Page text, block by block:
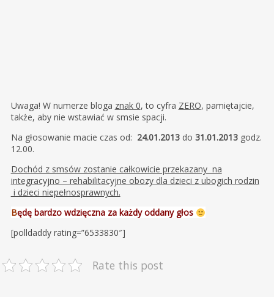
Uwaga! W numerze bloga znak 0, to cyfra ZERO, pamiętajcie,
także, aby nie wstawiać w smsie spacji.
Na głosowanie macie czas od: 24.01.2013do 31.01.2013godz.
12.00.
Dochód z smsów zostanie całkowicie przekazany na
integracyjno – rehabilitacyjne obozy dla dzieci z ubogich rodzin
i dzieci niepełnosprawnych.
Będę bardzo wdzięczna za każdy oddany głos
[polldaddy rating=”6533830″]
Rate this post